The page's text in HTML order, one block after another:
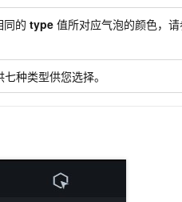
同的 type 值所对应气泡的颜色，请
七种类型供您选择。